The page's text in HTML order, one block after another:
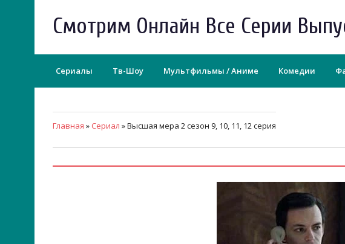
Смотрим Онлайн Все Серии
Сериалы Тв-Шоу Мультфильмы / Аниме Комедии
Главная » Сериал » Высшая мера 2 сезон 9, 10, 11, 12 серия